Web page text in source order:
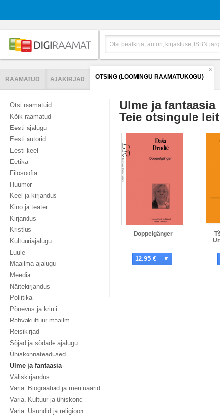
RAAMATUD AJAKIRJAD OTSING (LOOMINGU RAAMATUKOGU)
X
Otsi raamatuid
Kõik raamatud
Eesti ajalugu
Eesti autorid
Eesti keel
Eetika
Filosoofia
Huumor
Keel ja kirjandus
Kino ja teater
Kirjandus
Kristlus
Kultuuriajalugu
Luule
Maailma ajalugu
Meedia
Näitekirjandus
Poliitika
Põnevus ja krimi
Rahvakultuur maailm
Reisikirjad
Sõjad ja sõdade ajalugu
Ühiskonnateadused
Ulme ja fantaasia
Väliskirjandus
Varia. Biograafiad ja memuaarid
Varia. Kultuur ja ühiskond
Varia. Usundid ja religioon
Ulme ja fantaasia
Teie otsingule
Doppelgänger
12.95 €